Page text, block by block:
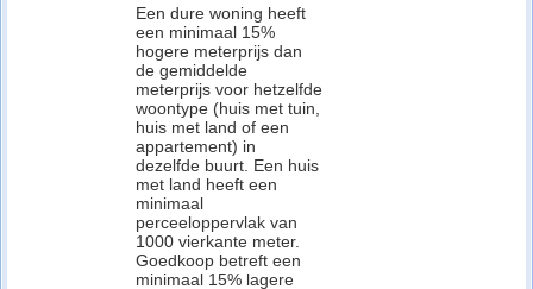
Een dure woning heeft
een minimaal 15%
hogere meterprijs dan
de gemiddelde
meterprijs voor hetzelfde
woontype (huis met tuin,
huis met land of een
appartement) in
dezelfde buurt. Een huis
met land heeft een
minimaal
perceeloppervlak van
1000 vierkante meter.
Goedkoop betreft een
minimaal 15% lagere